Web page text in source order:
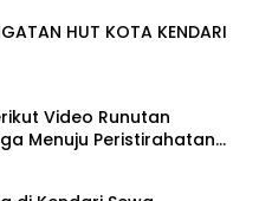
HUT KOTA KENDARI
Video Runutan
Menuju Peristirahatan